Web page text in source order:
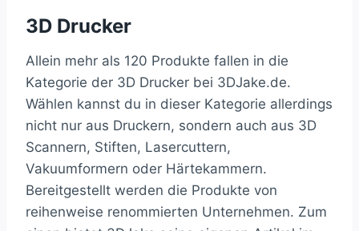
3D Drucker
Allein mehr als 120 Produkte fallen in die
Kategorie der 3D Drucker bei 3DJake.de.
Wählen kannst du in dieser Kategorie allerdings
nicht nur aus Druckern, sondern auch aus 3D
Scannern, Stiften, Lasercuttern,
Vakuumformern oder Härtekammern.
Bereitgestellt werden die Produkte von
reihenweise renommierten Unternehmen. Zum